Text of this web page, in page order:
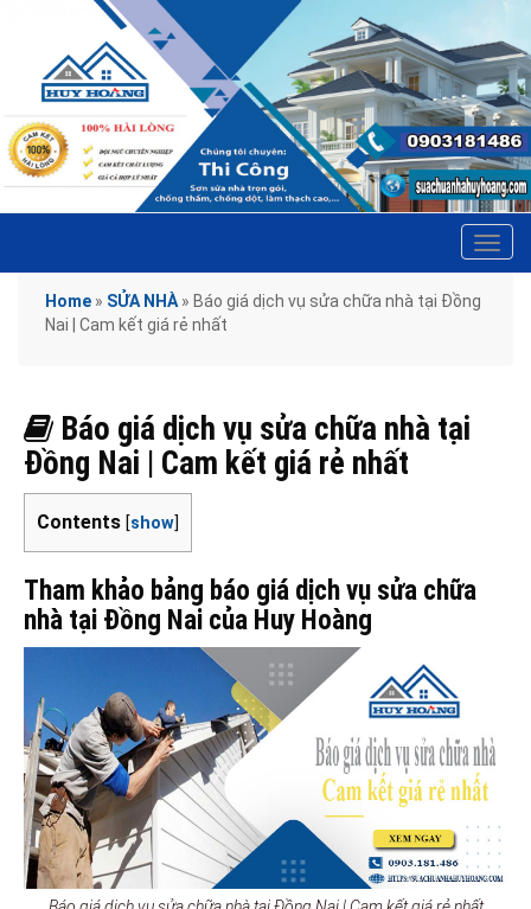
Home » SỬA NHÀ » Báo giá dịch vụ sửa chữa nhà tại Đồng
Nai | Cam kết giá rẻ nhất
Báo giá dịch vụ sửa chữa nhà tại
Đồng Nai | Cam kết giá rẻ nhất
Contents [show]
Tham khảo bảng báo giá dịch vụ sửa chữa
nhà tại Đồng Nai của Huy Hoàng